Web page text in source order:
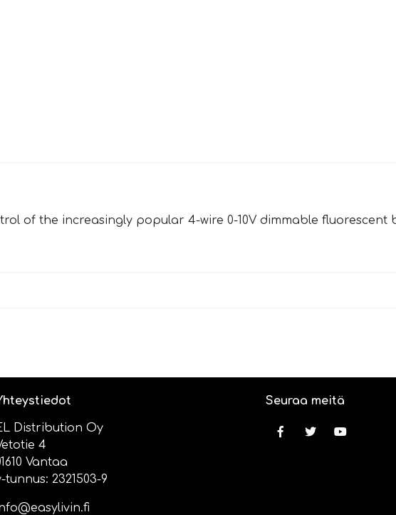
of the increasingly popular 4-wire 0-10V dimmable fluorescent
Distribution Oy
4
Vantaa
tunnus: 2321503-9
Seuraa meitä